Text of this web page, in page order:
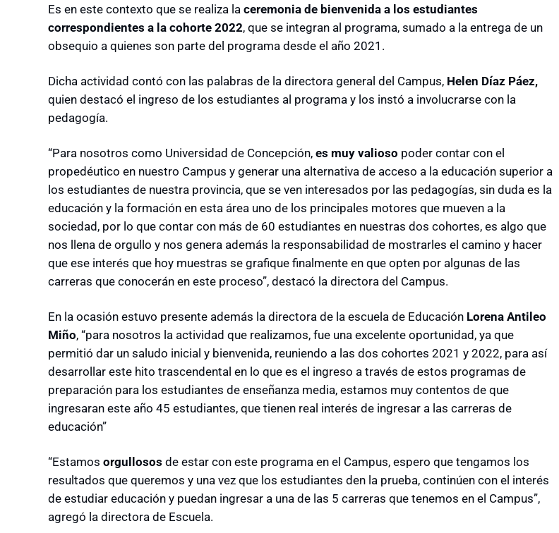
Es en este contexto que se realiza la ceremonia de bienvenida a los estudiantes
correspondientes a la cohorte 2022, que se integran al programa, sumado a la entrega de un
obsequio a quienes son parte del programa desde el año 2021.
Dicha actividad contó con las palabras de la directora general del Campus, Helen Díaz Páez,
quien destacó el ingreso de los estudiantes al programa y los instó a involucrarse con la
pedagogía.
“Para nosotros como Universidad de Concepción, es muy valioso poder contar con el
propedéutico en nuestro Campus y generar una alternativa de acceso a la educación superior a
los estudiantes de nuestra provincia, que se ven interesados por las pedagogías, sin duda es la
educación y la formación en esta área uno de los principales motores que mueven a la
sociedad, por lo que contar con más de 60 estudiantes en nuestras dos cohortes, es algo que
nos llena de orgullo y nos genera además la responsabilidad de mostrarles el camino y hacer
que ese interés que hoy muestras se grafique finalmente en que opten por algunas de las
carreras que conocerán en este proceso”, destacó la directora del Campus.
En la ocasión estuvo presente además la directora de la escuela de Educación Lorena Antileo
Miño, “para nosotros la actividad que realizamos, fue una excelente oportunidad, ya que
permitió dar un saludo inicial y bienvenida, reuniendo a las dos cohortes 2021 y 2022, para así
desarrollar este hito trascendental en lo que es el ingreso a través de estos programas de
preparación para los estudiantes de enseñanza media, estamos muy contentos de que
ingresaran este año 45 estudiantes, que tienen real interés de ingresar a las carreras de
educación”
“Estamos orgullosos de estar con este programa en el Campus, espero que tengamos los
resultados que queremos y una vez que los estudiantes den la prueba, continúen con el interés
de estudiar educación y puedan ingresar a una de las 5 carreras que tenemos en el Campus”,
agregó la directora de Escuela.